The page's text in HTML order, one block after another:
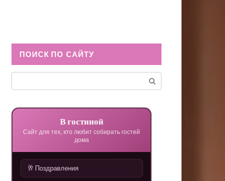
ПОИСК ПО САЙТУ
В гостиной
Сайт для тех, кто любит собирать гостей
дома
🥂 Поздравления